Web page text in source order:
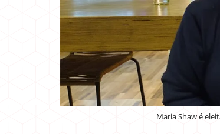
Maria Shaw é